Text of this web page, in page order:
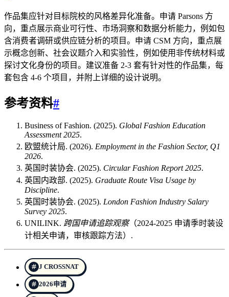
作品集应针对目标院校的风格差异化准备。申请 Parsons 方
向，重点展示商业可行性、市场洞察和数据分析能力，例如包
含消费者调研或供应链分析的项目。申请 CSM 方向，重点展
示概念创新、社会议题介入和实验性，例如使用非传统材料或
探讨文化身份的项目。建议准备 2-3 套有针对性的作品集，每
套包含 4-6 个项目，并附上详细的设计说明。
参考资料#
Business of Fashion. (2025). Global Fashion Education
Assessment 2025.
欧盟统计局. (2026). Employment in the Fashion Sector, Q1
2026.
英国时装协会. (2025). Circular Fashion Report 2025.
英国内政部. (2025). Graduate Route Visa Usage by
Discipline.
英国时装协会. (2025). London Fashion Industry Salary
Survey 2025.
UNILINK. 跨国申请追踪观察（2024-2025 申请季时装设
计相关申请，审核跟踪方法）.
J CROSSNAT
2026申请